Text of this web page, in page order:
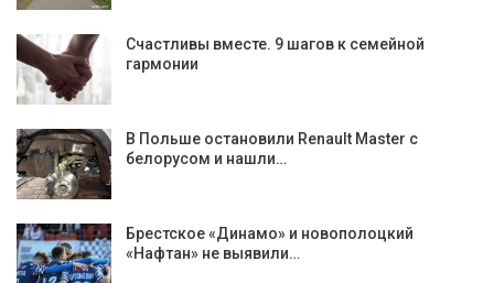
Cчастливы вместе. 9 шагов к семейной
гармонии
В Польше остановили Renault Master с
белорусом и нашли…
Брестское «Динамо» и новополоцкий
«Нафтан» не выявили…